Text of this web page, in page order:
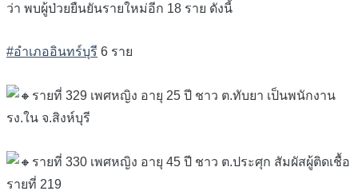
ว่า พบผู้ป่วยยืนยันรายใหม่อีก 18 ราย ดังนี้
#อำเภออินทร์บุรี 6 ราย
รายที่ 329 เพศหญิง อายุ 25 ปี ชาว ต.ทับยา เป็นพนักงาน
รง.ใน จ.สิงห์บุรี
รายที่ 330 เพศหญิง อายุ 45 ปี ชาว ต.ประศุก สัมผัสผู้ติดเชื้อ
รายที่ 219